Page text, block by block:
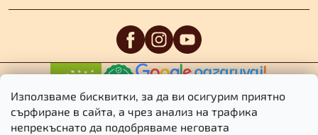
Използваме бисквитки, за да ви осигурим приятно
сърфиране в сайта, а чрез анализ на трафика
непрекъснато да подобряваме неговата